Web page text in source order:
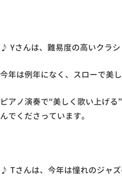
♪ Yさんは、難易度の高いクラ
今年は例年になく、スローで美
ピアノ演奏で“美しく歌い上げ
んでくださっています。
♪ Tさんは、今年は憧れのジャズ